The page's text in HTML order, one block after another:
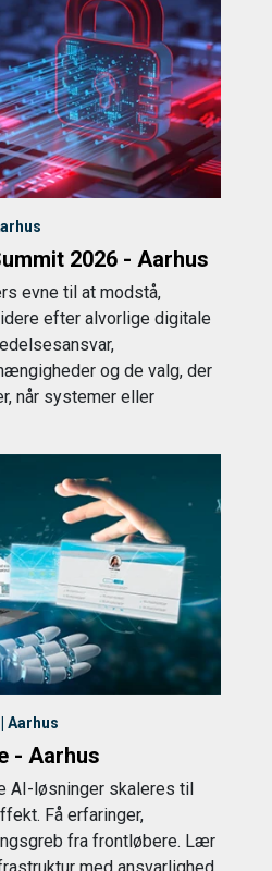
2026 - Aarhus
evne til at modstå,
efter alvorlige digitale
og de valg, der
når systemer eller
Aarhus
- Aarhus
AI-løsninger skaleres til
Få erfaringer,
fra frontløbere. Lær